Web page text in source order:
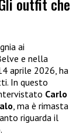
ai
e nella
aprile 2026, ha
In questo
Carlo
, ma è rimasta
riguarda il